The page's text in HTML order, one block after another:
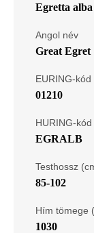
Egretta alba
Angol név
Great Egret
EURING-kód
01210
HURING-kód
EGRALB
Testhossz
85-102
Hím tömege
1030